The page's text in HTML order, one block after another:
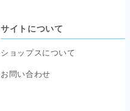
サイトについて
ショップスについて
お問い合わせ